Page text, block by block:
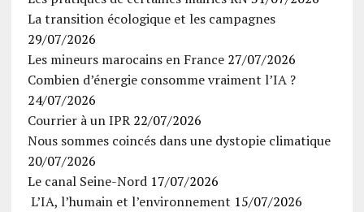
La transition écologique et les campagnes
29/07/2026
Les mineurs marocains en France 27/07/2026
Combien d’énergie consomme vraiment l’IA ?
24/07/2026
Courrier à un IPR 22/07/2026
Nous sommes coincés dans une dystopie climatique
20/07/2026
Le canal Seine-Nord 17/07/2026
L’IA, l’humain et l’environnement 15/07/2026